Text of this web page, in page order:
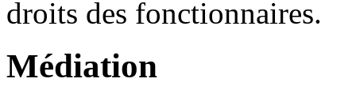
droits des fonctionnaires.
Médiation